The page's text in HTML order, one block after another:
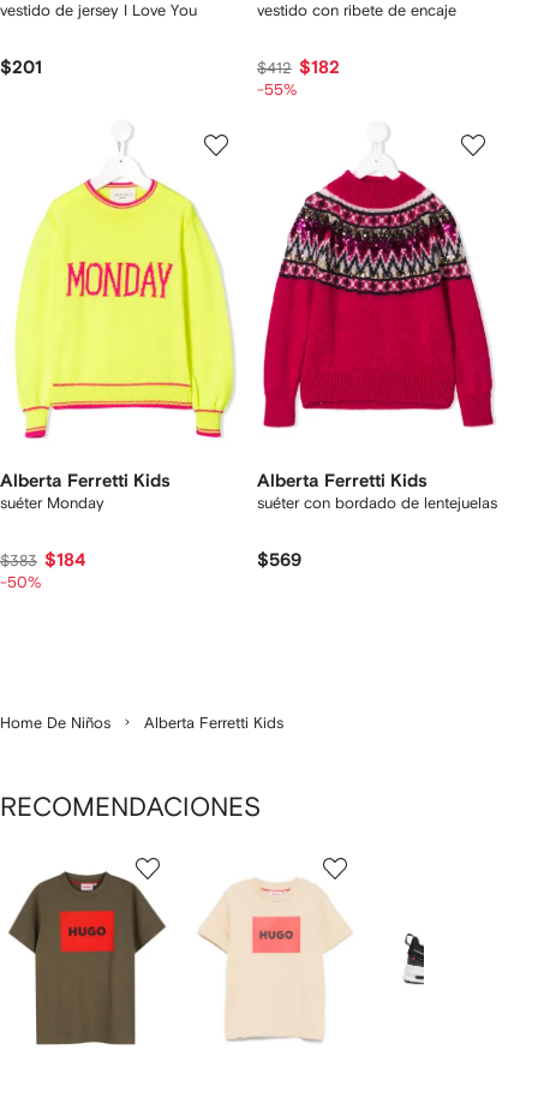
vestido de jersey I Love You
$201
vestido con ribete de encaje
$412 $182
-55%
Alberta Ferretti Kids
suéter Monday
$383 $184
-50%
Alberta Ferretti Kids
suéter con bordado de lentejuelas
$569
Home De Niños Alberta Ferretti Kids
RECOMENDACIONES